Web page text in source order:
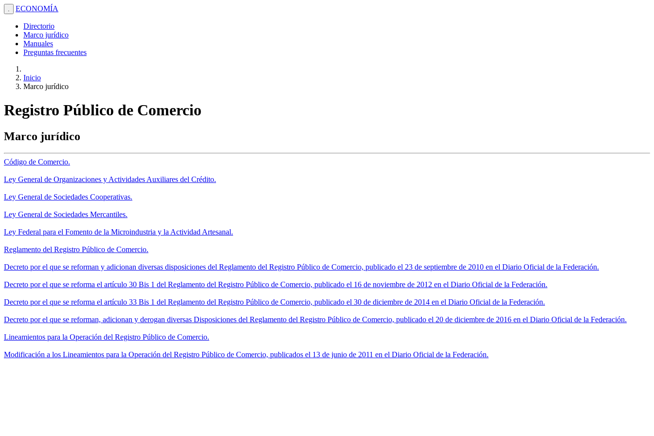
. ECONOMÍA
Directorio
Marco jurídico
Manuales
Preguntas frecuentes
Inicio
Marco jurídico
Registro Público de Comercio
Marco jurídico
Código de Comercio.
Ley General de Organizaciones y Actividades Auxiliares del Crédito.
Ley General de Sociedades Cooperativas.
Ley General de Sociedades Mercantiles.
Ley Federal para el Fomento de la Microindustria y la Actividad Artesanal.
Reglamento del Registro Público de Comercio.
Decreto por el que se reforman y adicionan diversas disposiciones del Reglamento del Registro Público de Comercio, publicado el 23 de septiembre de 2010 en el Diario Oficial de la Federación.
Decreto por el que se reforma el artículo 30 Bis 1 del Reglamento del Registro Público de Comercio, publicado el 16 de noviembre de 2012 en el Diario Oficial de la Federación.
Decreto por el que se reforma el artículo 33 Bis 1 del Reglamento del Registro Público de Comercio, publicado el 30 de diciembre de 2014 en el Diario Oficial de la Federación.
Decreto por el que se reforman, adicionan y derogan diversas Disposiciones del Reglamento del Registro Público de Comercio, publicado el 20 de diciembre de 2016 en el Diario Oficial de la Federación.
Lineamientos para la Operación del Registro Público de Comercio.
Modificación a los Lineamientos para la Operación del Registro Público de Comercio, publicados el 13 de junio de 2011 en el Diario Oficial de la Federación.